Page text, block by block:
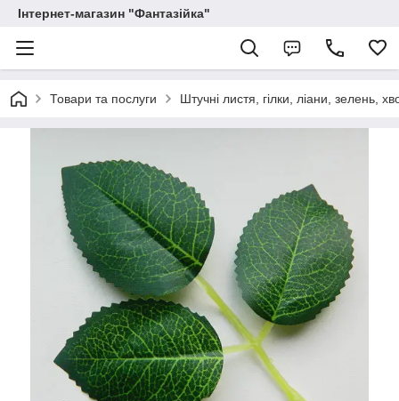
Інтернет-магазин "Фантазійка"
Товари та послуги Штучні листя, гілки, ліани, зелень,